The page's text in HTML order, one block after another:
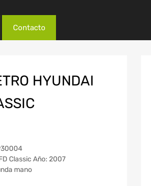
Contacto
HYUNDAI
Classic Año: 2007
mano